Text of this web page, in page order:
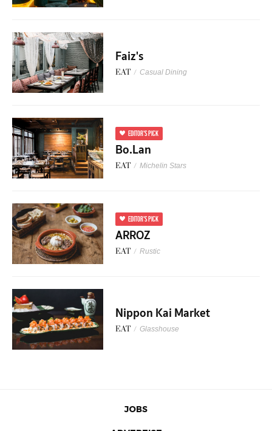
Faiz's
EAT / Casual Dining
EDITOR'S PICK
Bo.Lan
EAT / Michelin Stars
EDITOR'S PICK
ARROZ
EAT / Rustic
Nippon Kai Market
EAT / Glasshouse
JOBS